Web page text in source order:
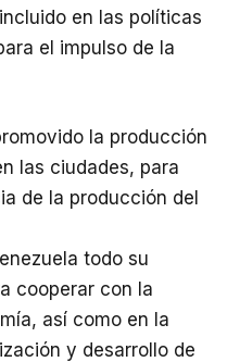
en las políticas
el impulso de la
la producción
las ciudades, para
de la producción del
todo su
cooperar con la
así como en la
y desarrollo de